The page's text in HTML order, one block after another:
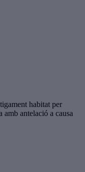
habitat per
amb antelació a causa